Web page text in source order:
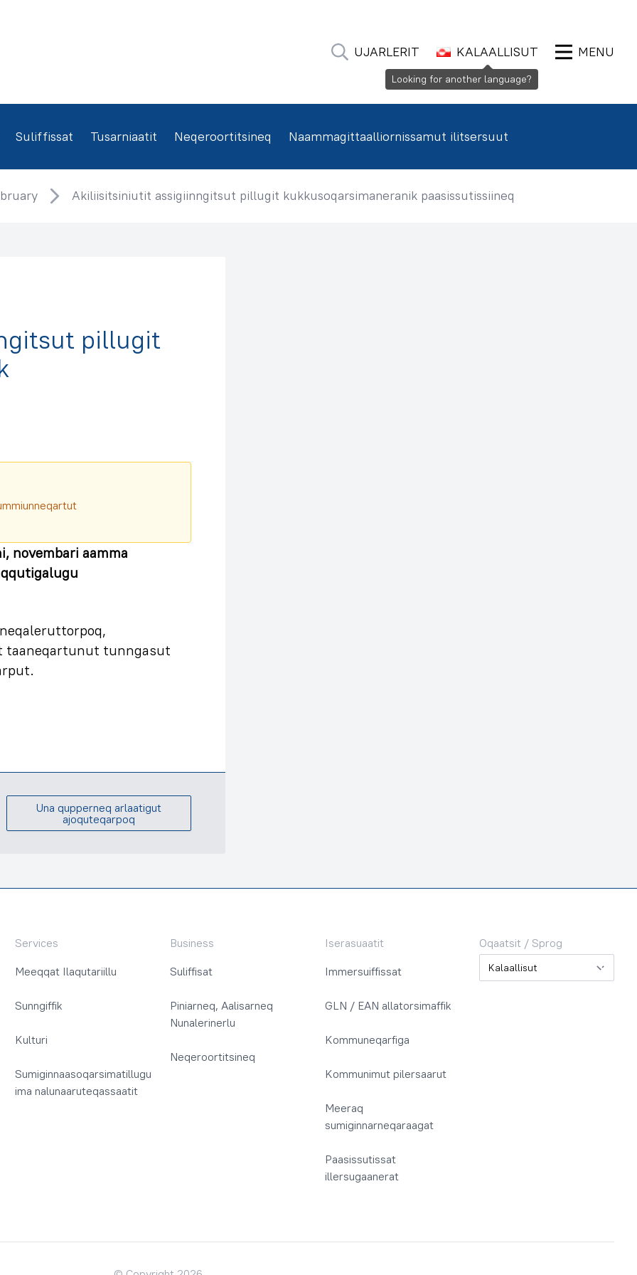
UJARLERIT KALAALLISUT MENU
Suliffissat Tusarniaatit Neqeroortitsineq Naammagittaalliornissamut ilitsersuut
Akiliisitsiniutit assigiinngitsut pillugit kukkusoqarsimaneranik paasissutissiineq
pillugit
novembari aamma
tunngasut
Una qupperneq arlaatigut
ajoquteqarpoq
Services
Meeqqat Ilaqutariillu
Sunngiffik
Kulturi
Sumiginnaasoqarsimatillugu
ima nalunaaruteqassaatit
Business
Suliffisat
Piniarneq, Aalisarneq
Nunalerinerlu
Neqeroortitsineq
Iserasuaatit
Immersuiffissat
GLN / EAN allatorsimaffik
Kommuneqarfiga
Kommunimut pilersaarut
Meeraq
sumiginnarneqaraagat
Paasissutissat
illersugaanerat
Oqaatsit / Sprog
Oqaatsit / Sprog
Looking for another language?